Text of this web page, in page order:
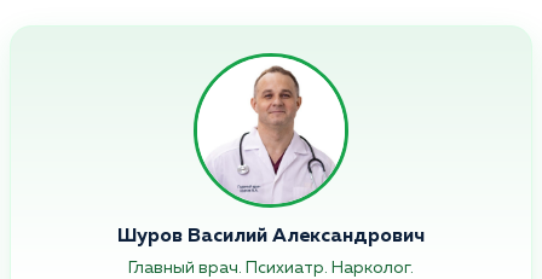
Шуров Василий Александрович
Главный врач. Психиатр. Нарколог.